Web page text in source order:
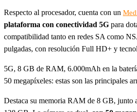
Respecto al procesador, cuenta con un
plataforma con conectividad 5G para
compatibilidad tanto en redes SA como
pulgadas, con resolución Full HD+ y
5G, 8 GB de RAM, 6.000mAh en la
50 megapíxeles: estas son las principales
Destaca su memoria RAM de 8 GB, junto